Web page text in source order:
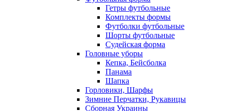
Гетры футбольные
Комплекты формы
Футболки футбольные
Шорты футбольные
Судейская форма
Головные уборы
Кепка, Бейсболка
Панама
Шапка
Горловики, Шарфы
Зимние Перчатки, Рукавицы
Сборная Украины